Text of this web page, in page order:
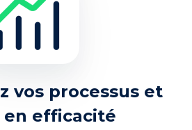
vos processus et
en efficacité